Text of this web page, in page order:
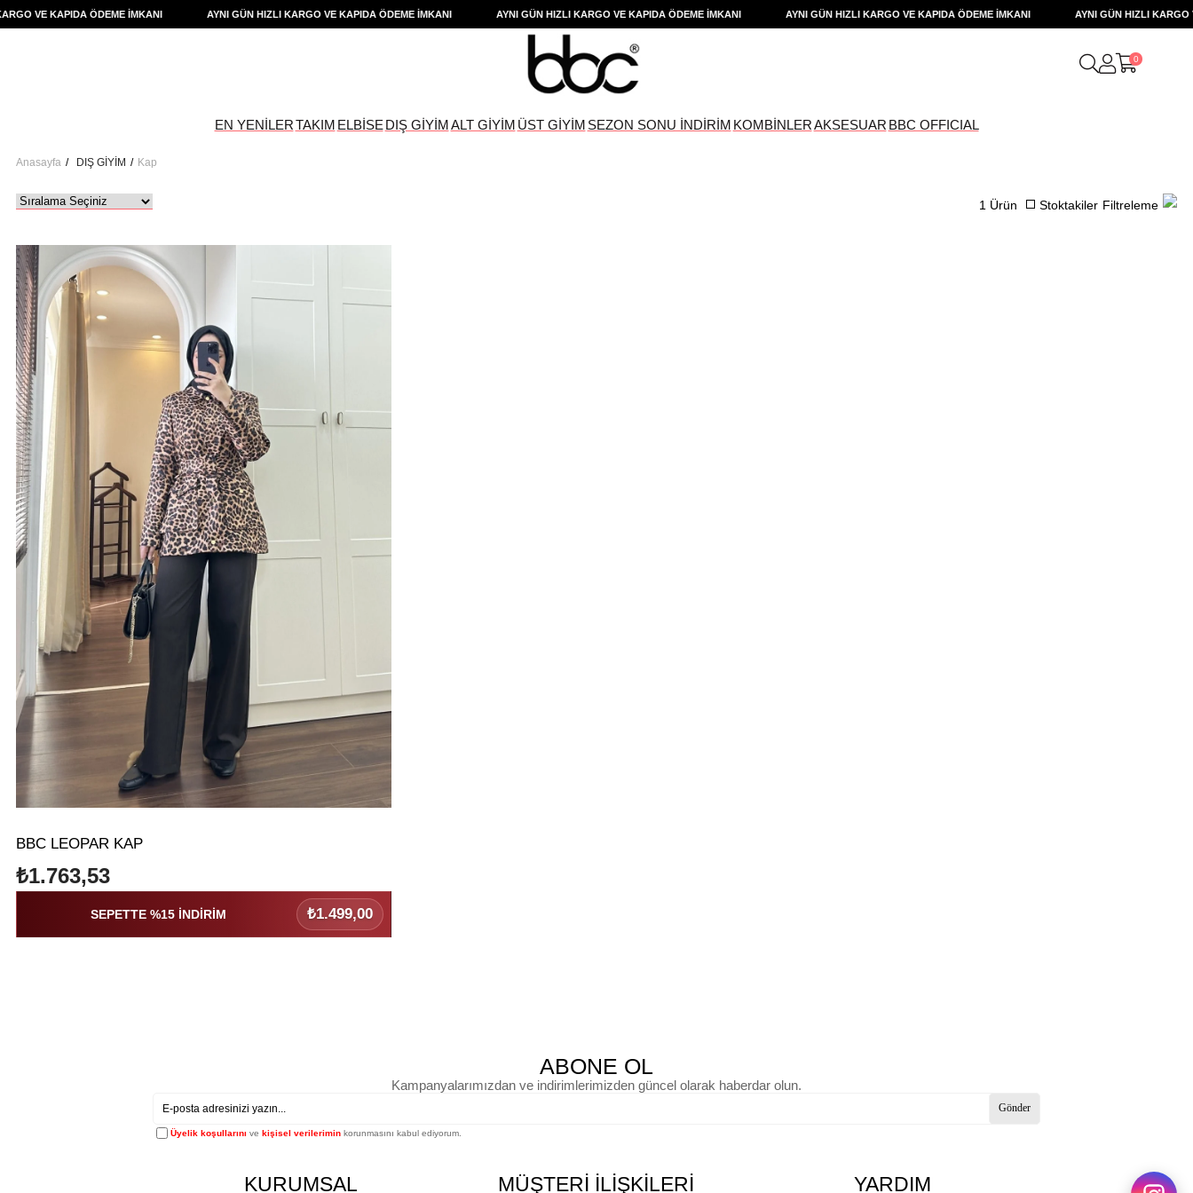
VE KAPIDA ÖDEME İMKANI AYNI GÜN HIZLI KARGO VE KAPIDA ÖDEME İMKANI AYNI GÜN HIZLI KARGO VE KAPIDA ÖDEME İMKANI AYNI GÜN HIZLI KARGO VE KAPIDA ÖDEME İMKANI AYNI GÜN HIZLI KARGO VE
0
EN YENİLERTAKIM ELBİSE DIŞ GİYİMALT GİYİM ÜST GİYİM SEZON SONU İNDİRİM KOMBİNLERAKSESUAR BBC OFFICIAL
Anasayfa DIŞ GİYİM Kap
Filtreleme
Stoktakiler
1 Ürün
BBC LEOPAR KAP
₺1.763,53
SEPETTE %15 İNDİRİM ₺1.499,00
ABONE OL
Kampanyalarımızdan ve indirimlerimizden güncel olarak haberdar olun.
Gönder
Üyelik koşullarını ve kişisel verilerimin korunmasını kabul ediyorum.
KURUMSAL MÜŞTERİ İLİŞKİLERİ YARDIM